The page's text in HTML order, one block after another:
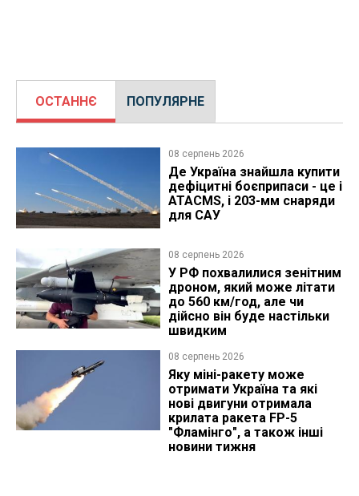
ОСТАННЄ ПОПУЛЯРНЕ
08 серпень 2026
Де Україна знайшла купити
дефіцитні боєприпаси - це і
ATACMS, і 203-мм снаряди
для САУ
08 серпень 2026
У РФ похвалилися зенітним
дроном, який може літати
до 560 км/год, але чи
дійсно він буде настільки
швидким
08 серпень 2026
Яку міні-ракету може
отримати Україна та які
нові двигуни отримала
крилата ракета FP-5
"Фламінго", а також інші
новини тижня